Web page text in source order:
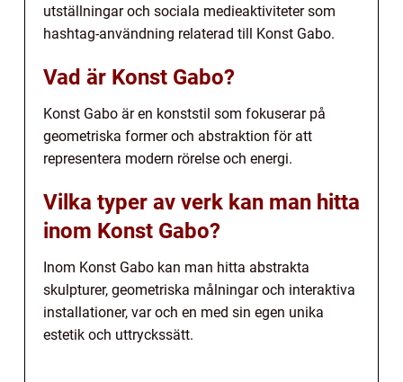
utställningar och sociala medieaktiviteter som
hashtag-användning relaterad till Konst Gabo.
Vad är Konst Gabo?
Konst Gabo är en konststil som fokuserar på
geometriska former och abstraktion för att
representera modern rörelse och energi.
Vilka typer av verk kan man hitta
inom Konst Gabo?
Inom Konst Gabo kan man hitta abstrakta
skulpturer, geometriska målningar och interaktiva
installationer, var och en med sin egen unika
estetik och uttryckssätt.